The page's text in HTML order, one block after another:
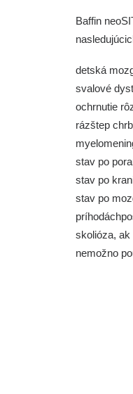
Baffin
detská
svalové
ochrnutie
rázštep
stav po
stav po
stav po
skolióza, ak
nemožno